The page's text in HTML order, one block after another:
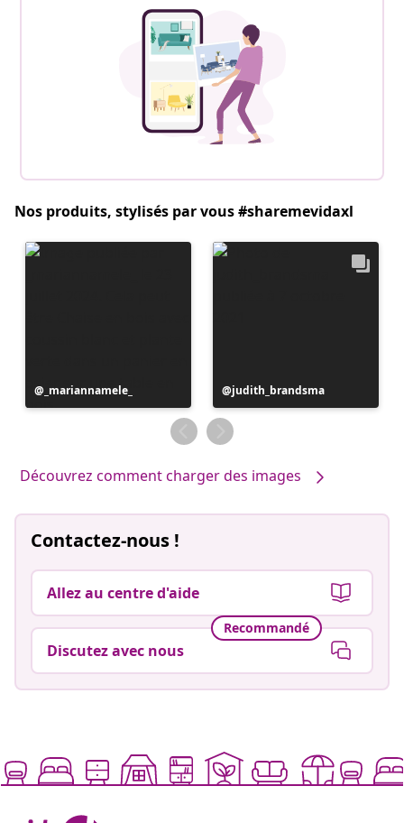
Nos produits, stylisés par vous #sharemevidaxl
Publication
publiée
_mariannamele_
Publication
publiée
par
judith_brandsma
Découvrez comment charger des images
Contactez-nous !
Allez au centre d'aide
Recommandé
Discutez avec nous